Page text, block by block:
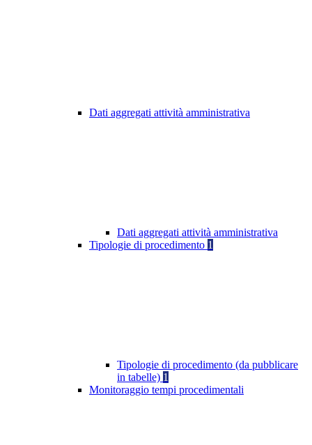
Dati aggregati attività amministrativa
Dati aggregati attività amministrativa
Tipologie di procedimento 1
Tipologie di procedimento (da pubblicare
in tabelle) 1
Monitoraggio tempi procedimentali